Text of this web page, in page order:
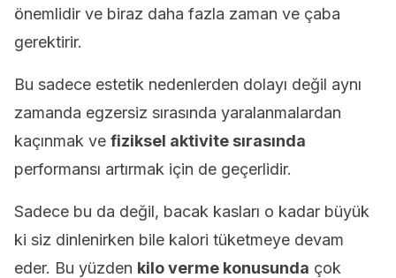
önemlidir ve biraz daha fazla zaman ve çaba
gerektirir.
Bu sadece estetik nedenlerden dolayı değil aynı
zamanda egzersiz sırasında yaralanmalardan
kaçınmak ve fiziksel aktivite sırasında
performansı artırmak için de geçerlidir.
Sadece bu da değil, bacak kasları o kadar büyük
ki siz dinlenirken bile kalori tüketmeye devam
eder. Bu yüzden kilo verme konusunda çok